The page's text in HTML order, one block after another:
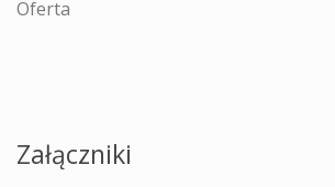
Oferta
Załączniki